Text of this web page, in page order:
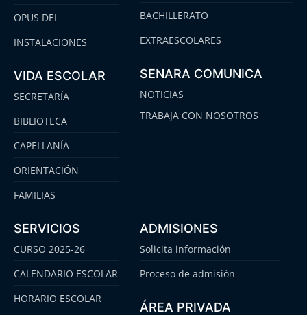
OPUS DEI
INSTALACIONES
VIDA ESCOLAR
SECRETARÍA
BIBLIOTECA
CAPELLANÍA
ORIENTACIÓN
FAMILIAS
BACHILLERATO
EXTRAESCOLARES
SENARA COMUNICA
NOTICIAS
TRABAJA CON NOSOTROS
SERVICIOS
CURSO 2025-26
CALENDARIO ESCOLAR
HORARIO ESCOLAR
ADMISIONES
Solicita información
Proceso de admisión
ÁREA PRIVADA